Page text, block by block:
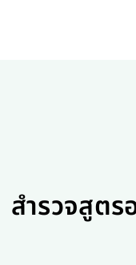
สำรวจสูต